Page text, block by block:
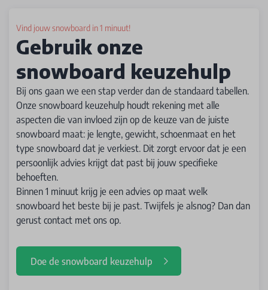
Vind jouw snowboard in 1 minuut!
Gebruik onze
snowboard keuzehulp
Bij ons gaan we een stap verder dan de standaard tabellen.
Onze snowboard keuzehulp houdt rekening met alle
aspecten die van invloed zijn op de keuze van de juiste
snowboard maat: je lengte, gewicht, schoenmaat en het
type snowboard dat je verkiest. Dit zorgt ervoor dat je een
persoonlijk advies krijgt dat past bij jouw specifieke
behoeften.
Binnen 1 minuut krijg je een advies op maat welk
snowboard het beste bij je past. Twijfels je alsnog? Dan dan
gerust contact met ons op.
Doe de snowboard keuzehulp